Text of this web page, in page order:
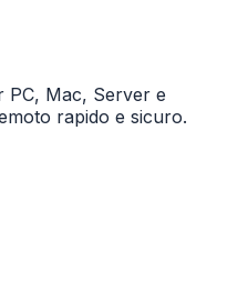
PC, Mac, Server e
rapido e sicuro.